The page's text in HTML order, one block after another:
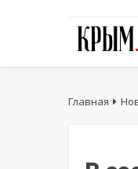
Главная